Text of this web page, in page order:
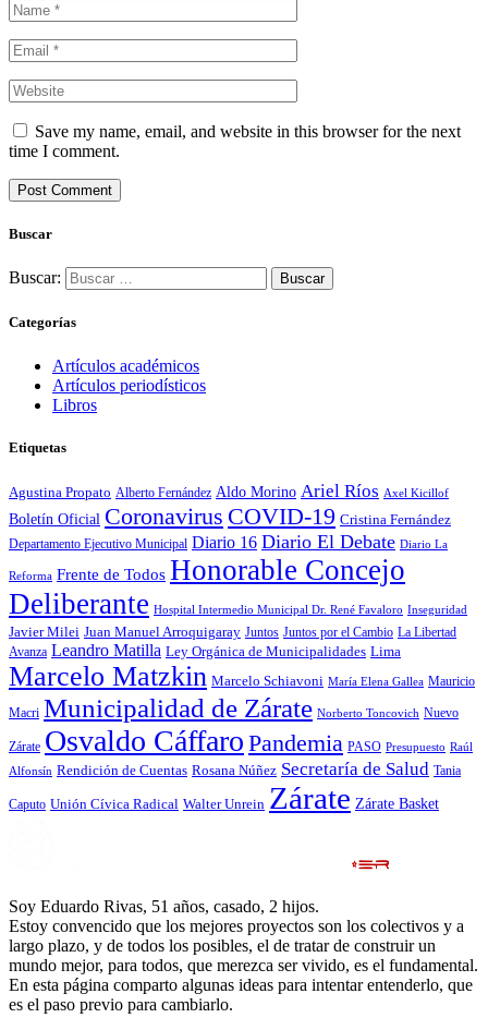
Save my name, email, and website in this browser for the next
time I comment.
Buscar
Buscar:
Categorías
Artículos académicos
Artículos periodísticos
Libros
Etiquetas
Agustina Propato Alberto Fernández Aldo Morino Ariel Ríos Axel Kicillof
Boletín Oficial Coronavirus COVID-19 Cristina Fernández
Departamento Ejecutivo Municipal Diario 16 Diario El Debate Diario La
Reforma Frente de Todos Honorable Concejo
Deliberante Hospital Intermedio Municipal Dr. René Favaloro Inseguridad
Javier Milei Juan Manuel Arroquigaray Juntos Juntos por el Cambio La Libertad
Avanza Leandro Matilla Ley Orgánica de Municipalidades Lima
Marcelo Matzkin Marcelo Schiavoni María Elena Gallea Mauricio
Macri Municipalidad de Zárate Norberto Toncovich Nuevo
Zárate Osvaldo Cáffaro Pandemia PASO Presupuesto Raúl
Alfonsín Rendición de Cuentas Rosana Núñez Secretaría de Salud Tania
Caputo Unión Cívica Radical Walter Unrein Zárate Zárate Basket
Soy Eduardo Rivas, 51 años, casado, 2 hijos.
Estoy convencido que los mejores proyectos son los colectivos y a
largo plazo, y de todos los posibles, el de tratar de construir un
mundo mejor, para todos, que merezca ser vivido, es el fundamental.
En esta página comparto algunas ideas para intentar entenderlo, que
es el paso previo para cambiarlo.